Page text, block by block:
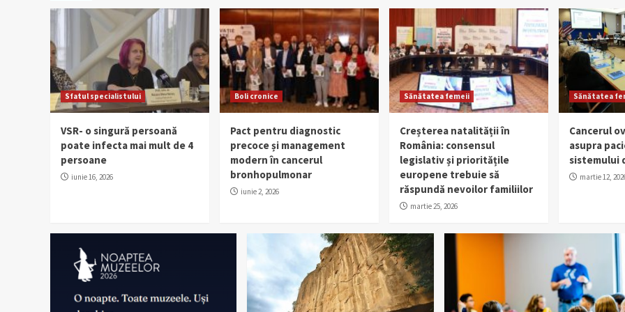
Sfatul specialistului
VSR- o singură persoană
poate infecta mai mult de 4
persoane
iunie 16, 2026
Boli cronice
Pact pentru diagnostic
precoce și management
modern în cancerul
bronhopulmonar
iunie 2, 2026
Sănătatea femeii
Creșterea natalității în
România: consensul
legislativ și prioritățile
europene trebuie să
răspundă nevoilor familiilor
martie 25, 2026
Sănătatea
Cancerul
asupra
sistemului
martie 12,
Blog